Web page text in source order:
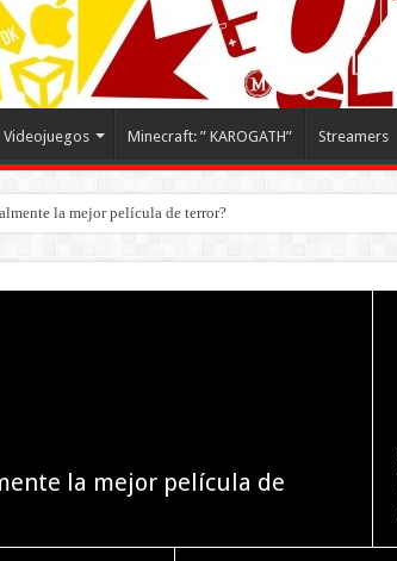
Videojuegos Minecraft: ” KAROGATH” Streamers
la mejor película de terror?
la mejor película de
debe dejar el nido para ser